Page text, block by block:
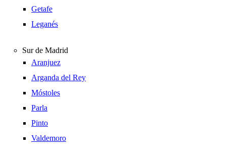
Getafe
Leganés
Sur de Madrid
Aranjuez
Arganda del Rey
Móstoles
Parla
Pinto
Valdemoro